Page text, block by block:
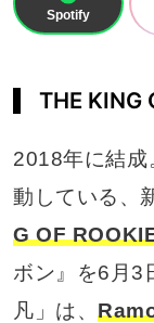
Spotify
THE KING
2018年に結
動している、
G OF
ボン』を6月3
凡」は、